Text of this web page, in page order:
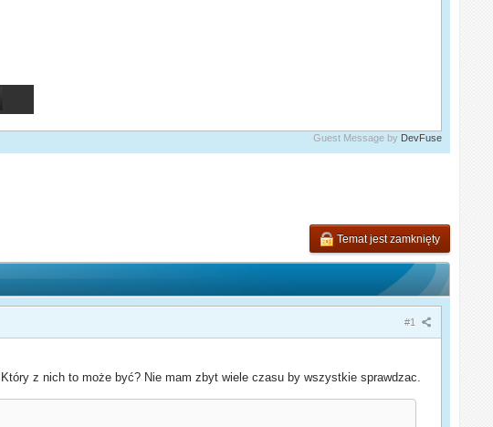
Guest Message by DevFuse
Temat jest zamknięty
#1
z nich to może być? Nie mam zbyt wiele czasu by wszystkie sprawdzac.